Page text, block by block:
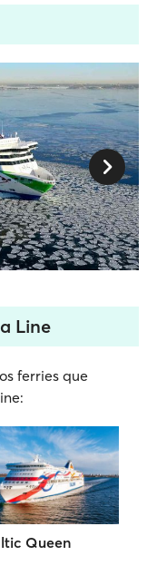
Line
ferries que
Queen